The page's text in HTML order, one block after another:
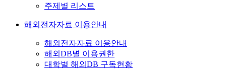
주제별 리스트
해외전자자료 이용안내
해외전자자료 이용안내
해외DB별 이용권한
대학별 해외DB 구독현황